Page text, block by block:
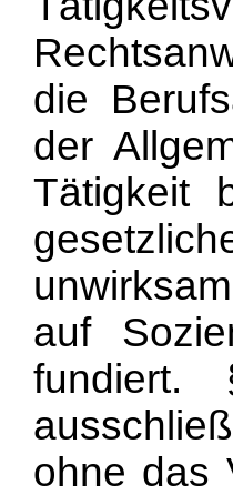
die
der
Tätigkeit
auf
ohne das